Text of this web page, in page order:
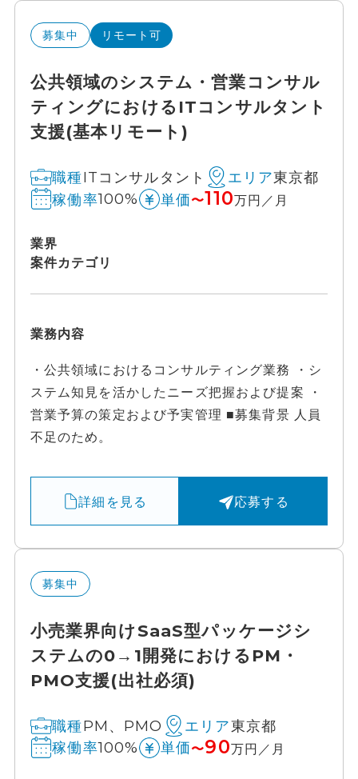
募集中 リモート可
公共領域のシステム・営業コンサル
ティングにおけるITコンサルタント
支援(基本リモート)
職種ITコンサルタント エリア東京都
稼働率100% 単価〜110万円／月
業界
案件カテゴリ
業務内容
・公共領域におけるコンサルティング業務 ・シ
ステム知見を活かしたニーズ把握および提案 ・
営業予算の策定および予実管理 ■募集背景 人員
不足のため。
詳細を見る 応募する
募集中
小売業界向けSaaS型パッケージシ
ステムの0→1開発におけるPM・
PMO支援(出社必須)
職種PM、PMO エリア東京都
稼働率100% 単価〜90万円／月